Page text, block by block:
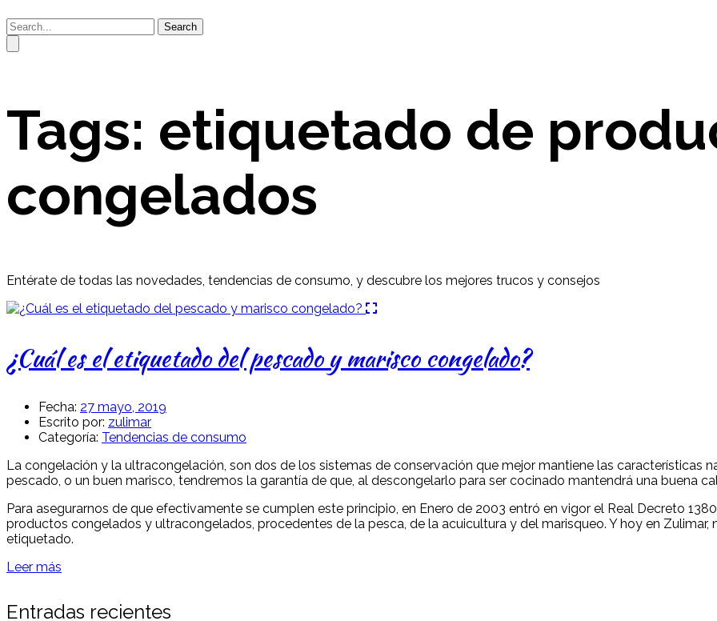
Search
Tags: etiquetado de
congelados
Entérate de todas las novedades, tendencias de consumo, y descubre los mejores trucos y consejos
¿Cuál es el etiquetado del pescado y marisco congelado?
Fecha: 27 mayo, 2019
Escrito por: zulimar
Categoría: Tendencias de consumo
La congelación y la ultracongelación, son dos de los sistemas de conservación que mejor mantiene las características
pescado, o un buen marisco, tendremos la garantía de que, al descongelarlo para ser cocinado mantendrá una buena
Para asegurarnos de que efectivamente se cumplen este principio, en Enero de 2003 entró en vigor el Real Decreto
productos congelados y ultracongelados, procedentes de la pesca, de la acuicultura y del marisqueo. Y hoy en
etiquetado.
Leer más
Entradas recientes